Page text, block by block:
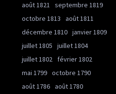
août 1821
septembre 1819
octobre 1813
août 1811
décembre 1810 janvier 1809
juillet 1805
juillet 1804
juillet 1802
février 1802
mai 1799 octobre 1790
août 1786 août 1780